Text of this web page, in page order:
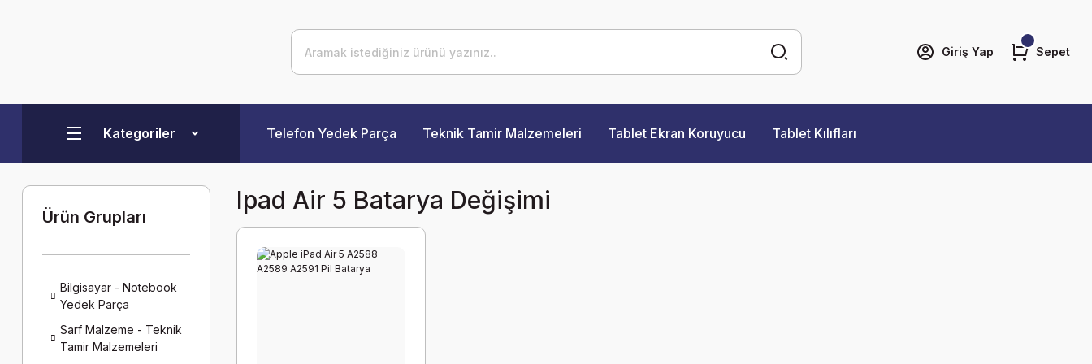
Giriş Yap Sepet
Kategoriler Telefon Yedek Parça Teknik Tamir Malzemeleri Tablet Ekran Koruyucu Tablet Kılıfları
Ürün Grupları
Bilgisayar - Notebook
Yedek Parça
Sarf Malzeme - Teknik
Tamir Malzemeleri
Ipad Air 5 Batarya Değişimi